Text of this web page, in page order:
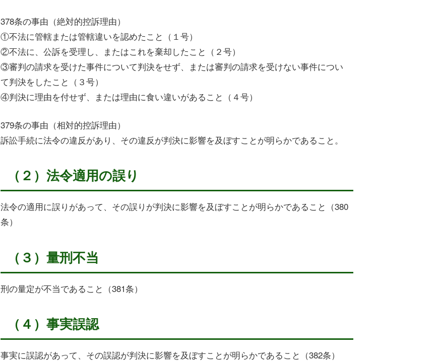
378条の事由（絶対的控訴理由）
①不法に管轄または管轄違いを認めたこと（１号）
②不法に、公訴を受理し、またはこれを棄却したこと（２号）
③審判の請求を受けた事件について判決をせず、または審判の請求を受けない事件につい
て判決をしたこと（３号）
④判決に理由を付せず、または理由に食い違いがあること（４号）
379条の事由（相対的控訴理由）
訴訟手続に法令の違反があり、その違反が判決に影響を及ぼすことが明らかであること。
（２）法令適用の誤り
法令の適用に誤りがあって、その誤りが判決に影響を及ぼすことが明らかであること（380
条）
（３）量刑不当
刑の量定が不当であること（381条）
（４）事実誤認
事実に誤認があって、その誤認が判決に影響を及ぼすことが明らかであること（382条）